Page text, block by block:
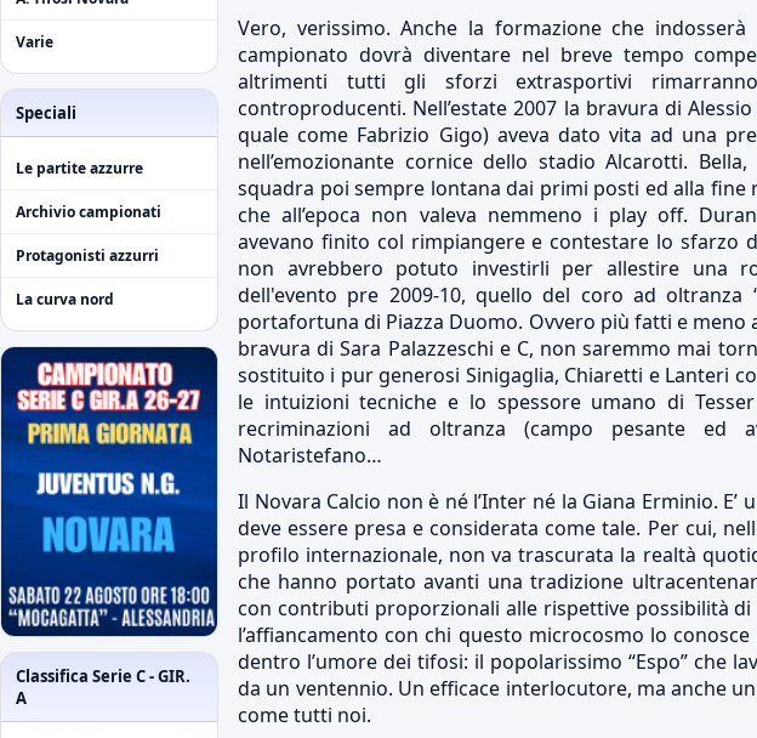
Varie
Speciali
Le partite azzurre
Archivio campionati
Protagonisti azzurri
La curva nord
Classifica Serie C - GIR.
A
Vero, verissimo. Anche la formazione che
campionato dovrà diventare nel breve tempo
altrimenti tutti gli sforzi extrasportivi
controproducenti. Nell’estate 2007 la bravura di
quale come Fabrizio Gigo) aveva dato vita ad una
nell’emozionante cornice dello stadio Alcarotti.
squadra poi sempre lontana dai primi posti ed alla fine
che all’epoca non valeva nemmeno i play off.
avevano finito col rimpiangere e contestare lo sfarzo
non avrebbero potuto investirli per allestire una
dell'evento pre 2009-10, quello del coro ad oltranza
portafortuna di Piazza Duomo. Ovvero più fatti e
bravura di Sara Palazzeschi e C, non saremmo mai
sostituito i pur generosi Sinigaglia, Chiaretti e Lanteri
le intuizioni tecniche e lo spessore umano di
recriminazioni ad oltranza (campo pesante ed
Notaristefano…
Il Novara Calcio non è né l’Inter né la Giana Erminio.
deve essere presa e considerata come tale. Per cui,
profilo internazionale, non va trascurata la realtà
che hanno portato avanti una tradizione
con contributi proporzionali alle rispettive possibilità
l’affiancamento con chi questo microcosmo lo
dentro l’umore dei tifosi: il popolarissimo “Espo” che
da un ventennio. Un efficace interlocutore, ma anche
come tutti noi.